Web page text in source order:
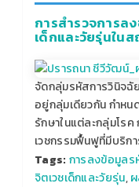
การสำรวจการล
เด็กและวัยรุ่นใน
จัดกลุ่มรหัสการวินิจฉั
อยู่กลุ่มเดียวกัน กำหน
รักษาในแต่ละกลุ่มโร
เวชกรรมฟื้นฟูที่มีบริก
Tags: การลงข้อมูลร
จิตเวชเด็กและวัยรุ่น,